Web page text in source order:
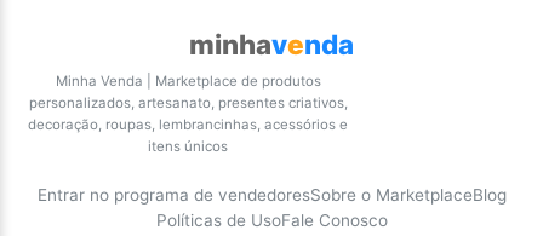
minhavenda
Minha Venda | Marketplace de produtos
personalizados, artesanato, presentes criativos,
decoração, roupas, lembrancinhas, acessórios e
itens únicos
Entrar no programa de vendedoresSobre o MarketplaceBlog
Políticas de UsoFale Conosco